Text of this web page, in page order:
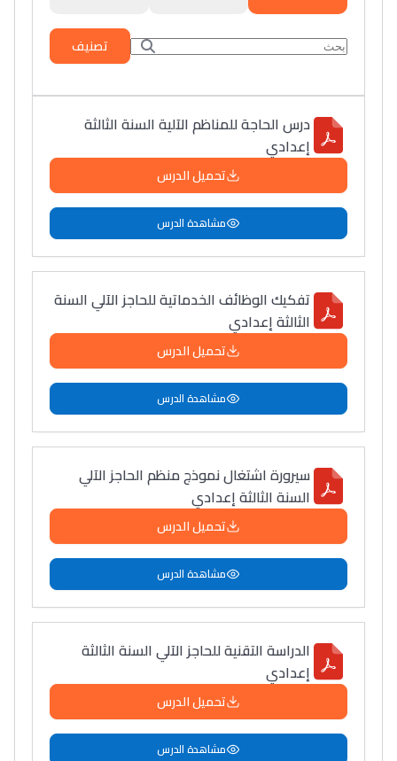
تصنيف
درس الحاجة للمناظم الآلية السنة الثالثة
إعدادي
تحميل الدرس
مشاهدة الدرس
تفكيك الوظائف الخدماتية للحاجز الآلي السنة
الثالثة إعدادي
تحميل الدرس
مشاهدة الدرس
سيرورة اشتغال نموذج منظم الحاجز الآلي
السنة الثالثة إعدادي
تحميل الدرس
مشاهدة الدرس
الدراسة التقنية للحاجز الآلي السنة الثالثة
إعدادي
تحميل الدرس
مشاهدة الدرس